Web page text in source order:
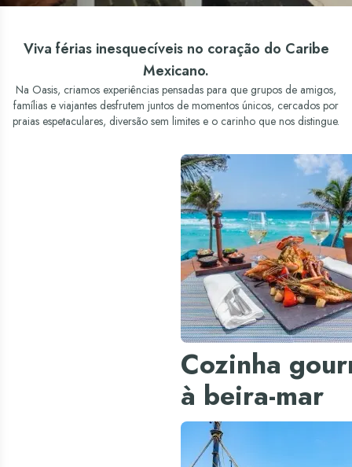
Viva férias inesquecíveis no coração do Caribe
Mexicano.
Na Oasis, criamos experiências pensadas para que grupos de amigos,
famílias e viajantes desfrutem juntos de momentos únicos, cercados por
praias espetaculares, diversão sem limites e o carinho que nos distingue.
Cozinha
à beira-mar